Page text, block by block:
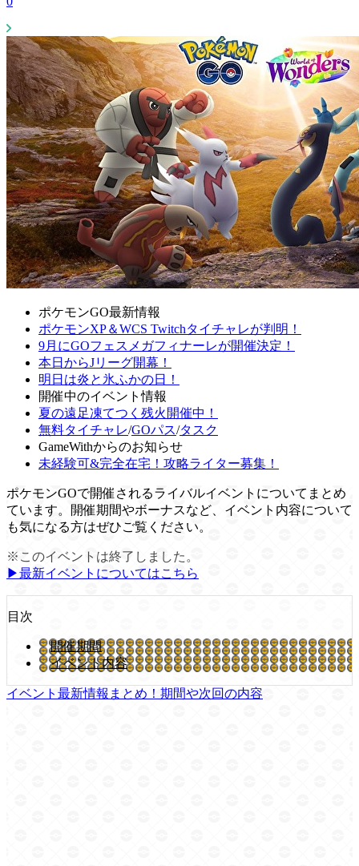
ポケモンGO最新情報
ポケモンXP＆WCS Twitchタイチャレが判明！
9月にGOフェスメガフィナーレが開催決定！
本日からJリーグ開幕！
明日は炎と氷ふかの日！
開催中のイベント情報
夏の遠足凍てつく残火開催中！
無料タイチャレ/GOパス/タスク
GameWithからのお知らせ
未経験可&完全在宅！攻略ライター募集！
ポケモンGOで開催されるライバルイベントについてまとめ
ています。開催期間やボーナスなど、イベント内容について
も気になる方はぜひご覧ください。
※このイベントは終了しました。
▶︎最新イベントについてはこちら
目次
開催期間
イベント内容
イベント最新情報まとめ！期間や次回の内容